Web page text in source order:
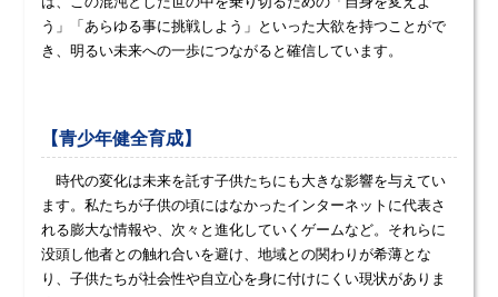
う」「あらゆる事に挑戦しよう」といった大欲を持つことがで
き、明るい未来への一歩につながると確信しています。
【青少年健全育成】
時代の変化は未来を託す子供たちにも大きな影響を与えてい
ます。私たちが子供の頃にはなかったインターネットに代表さ
れる膨大な情報や、次々と進化していくゲームなど。それらに
没頭し他者との触れ合いを避け、地域との関わりが希薄とな
り、子供たちが社会性や自立心を身に付けにくい現状がありま